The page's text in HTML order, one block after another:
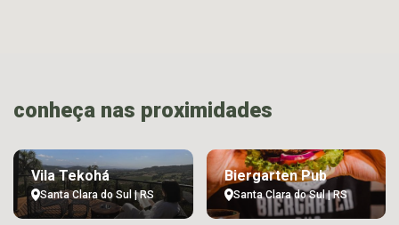
conheça nas proximidades
Vila Tekohá
Santa Clara do Sul | RS
Biergarten Pub
Santa Clara do Sul | RS